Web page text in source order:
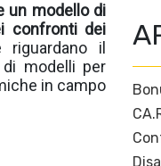
un modello di
confronti dei
il
modelli per
in campo